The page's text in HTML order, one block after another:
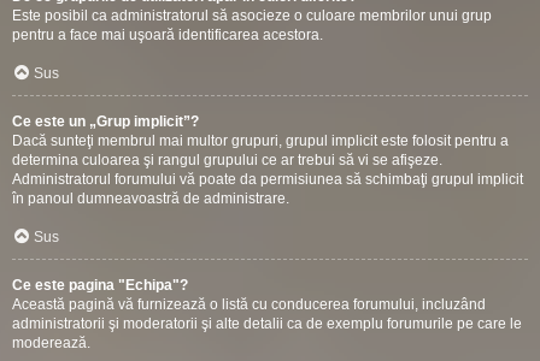
Este posibil ca administratorul să asocieze o culoare membrilor unui grup
pentru a face mai uşoară identificarea acestora.
Sus
Ce este un „Grup implicit”?
Dacă sunteţi membrul mai multor grupuri, grupul implicit este folosit pentru a
determina culoarea şi rangul grupului ce ar trebui să vi se afişeze.
Administratorul forumului vă poate da permisiunea să schimbaţi grupul implicit
în panoul dumneavoastră de administrare.
Sus
Ce este pagina "Echipa"?
Această pagină vă furnizează o listă cu conducerea forumului, incluzând
administratorii şi moderatorii şi alte detalii ca de exemplu forumurile pe care le
moderează.